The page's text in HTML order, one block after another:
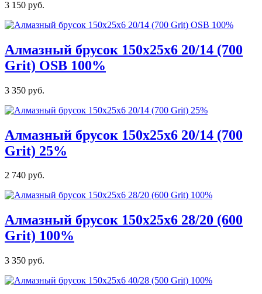
3 150 руб.
Алмазный брусок 150х25х6 20/14 (700
Grit) OSB 100%
3 350 руб.
Алмазный брусок 150х25х6 20/14 (700
Grit) 25%
2 740 руб.
Алмазный брусок 150х25х6 28/20 (600
Grit) 100%
3 350 руб.